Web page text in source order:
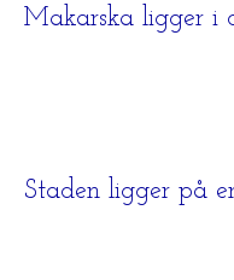
Makarska ligger i
Staden ligger på